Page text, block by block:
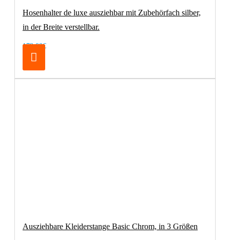
Hosenhalter de luxe ausziehbar mit Zubehörfach silber,
in der Breite verstellbar.
179,00€
Ausziehbare Kleiderstange Basic Chrom, in 3 Größen